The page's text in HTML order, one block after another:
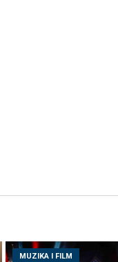
MUZIKA I FILM